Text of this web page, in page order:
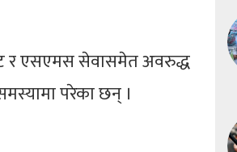
र एसएमस सेवासमेत अवरुद्ध
परेका छन् ।